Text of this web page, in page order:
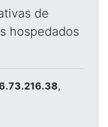
de
hospedados
,